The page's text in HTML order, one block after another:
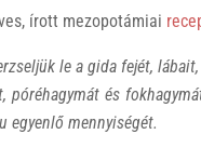
írott mezopotámiai
le a gida fejét,
póréhagymát és
egyenlő mennyiségét.